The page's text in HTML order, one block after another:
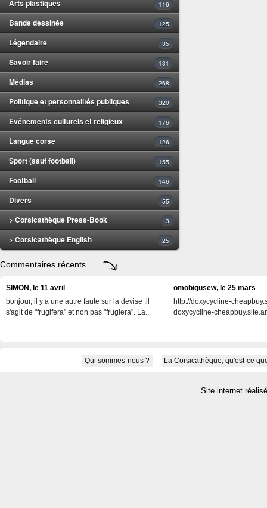
Arts plastiques 116
Bande dessinée 125
Légendaire 35
Savoir faire 131
Médias 268
Politique et personnalités publiques 320
Evénements culturels et religieux 176
Langue corse 126
Sport (sauf football) 155
Football 146
Divers 55
> Corsicathèque Press-Book 3
> Corsicathèque English 25
Commentaires récents
SIMON, le 11 avril
bonjour, il y a une autre faute sur la devise :il
s'agit de "frugifera" et non pas "frugiera". La...
omobigusew, le 25 mars
http://doxycycline-
doxycycline-
Qui sommes-nous ? La Corsicathèque, qu'est-ce
Site internet